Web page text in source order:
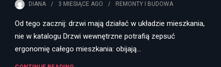
DIANA 3 MIESIĄCE AGO REMONTY I BUDOWA
Od tego zacznij: drzwi mają działać w układzie mieszkania,
nie w katalogu Drzwi wewnętrzne potrafią zepsuć
ergonomię całego mieszkania: obijają…